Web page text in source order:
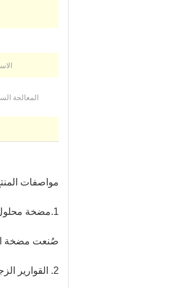
المعالجة
مواصفات
1.مضخة محلول:
صُنعت مضخة
2. القوارير الزجاجية: